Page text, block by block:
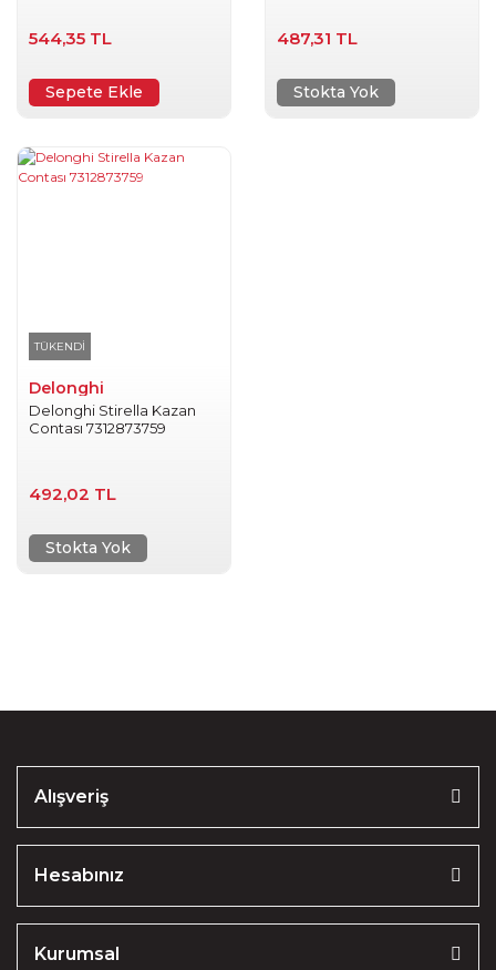
544,35 TL
Sepete Ekle
487,31 TL
Stokta Yok
TÜKENDİ
Delonghi
Delonghi Stirella Kazan
Contası 7312873759
492,02 TL
Stokta Yok
Alışveriş
Hesabınız
Kurumsal